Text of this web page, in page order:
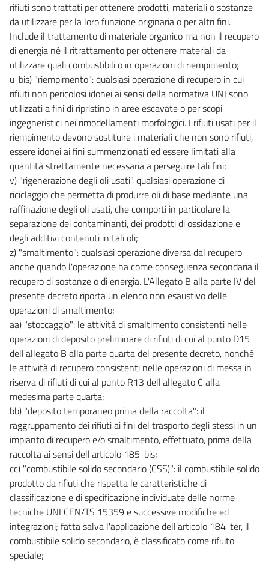
SEZIONE II
TUTELA DELLE ACQUE DALL'INQUINAMENTO
TITOLO I
PRINCIPI GENERALI E COMPETENZE
73
74
75
TITOLO II
OBIETTIVI DI QUALITÀ
CAPO I
OBIETTIVO DI QUALITÀ AMBIENTALE E OBIETTIVO DI QUALITÀ PER
SPECIFICA DESTINAZIONE
76
77
78
78 bis
78 ter
78 quater
78 quinquies
78 sexies
78 septies
78 octies
78 novies
78 decies
78 undecies
79
CAPO II
ACQUE A SPECIFICA DESTINAZIONE
80
81
82
83
84
rifiuti sono trattati per ottenere prodotti, materiali o sostanze
da utilizzare per la loro funzione originaria o per altri fini.
Include il trattamento di materiale organico ma non il recupero
di energia né il ritrattamento per ottenere materiali da
utilizzare quali combustibili o in operazioni di riempimento;
u-bis) "riempimento": qualsiasi operazione di recupero in cui
rifiuti non pericolosi idonei ai sensi della normativa UNI sono
utilizzati a fini di ripristino in aree escavate o per scopi
ingegneristici nei rimodellamenti morfologici. I rifiuti usati per il
riempimento devono sostituire i materiali che non sono rifiuti,
essere idonei ai fini summenzionati ed essere limitati alla
quantità strettamente necessaria a perseguire tali fini;
v) "rigenerazione degli oli usati" qualsiasi operazione di
riciclaggio che permetta di produrre oli di base mediante una
raffinazione degli oli usati, che comporti in particolare la
separazione dei contaminanti, dei prodotti di ossidazione e
degli additivi contenuti in tali oli;
z) "smaltimento": qualsiasi operazione diversa dal recupero
anche quando l'operazione ha come conseguenza secondaria il
recupero di sostanze o di energia. L'Allegato B alla parte IV del
presente decreto riporta un elenco non esaustivo delle
operazioni di smaltimento;
aa) "stoccaggio": le attività di smaltimento consistenti nelle
operazioni di deposito preliminare di rifiuti di cui al punto D15
dell'allegato B alla parte quarta del presente decreto, nonché
le attività di recupero consistenti nelle operazioni di messa in
riserva di rifiuti di cui al punto R13 dell'allegato C alla
medesima parte quarta;
bb) "deposito temporaneo prima della raccolta": il
raggruppamento dei rifiuti ai fini del trasporto degli stessi in un
impianto di recupero e/o smaltimento, effettuato, prima della
raccolta ai sensi dell'articolo 185-bis;
cc) "combustibile solido secondario (CSS)": il combustibile solido
prodotto da rifiuti che rispetta le caratteristiche di
classificazione e di specificazione individuate delle norme
tecniche UNI CEN/TS 15359 e successive modifiche ed
integrazioni; fatta salva l'applicazione dell'articolo 184-ter, il
combustibile solido secondario, è classificato come rifiuto
speciale;